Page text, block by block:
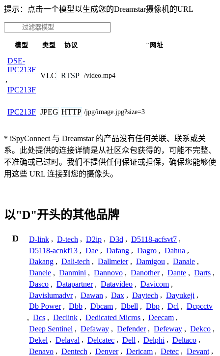
提示：点击一个模型以生成您的Dreamstar摄像机的URL
模型 类型 协议 "网址
DSE-
IPC213F
,
IPC213F
VLC RTSP /video.mp4
IPC213F JPEG HTTP /jpg/image.jpg?size=3
* iSpyConnect 与 Dreamstar 的产品没有任何关联、联系或关
系。此处提供的连接详情是从社区众包获得的，可能不完整、
不准确或已过时。我们不提供任何保证或担保，确保您能够使
用这些 URL 连接到您的摄像头。
以"D"开头的其他品牌
D D-link , D-tech , D2ip , D3d , D5118-acfsvt7 ,
D5118-acnkf13 , Dae , Dafang , Dagro , Dahua ,
Dakang , Dali-tech , Dallmeier , Damigou , Danale ,
Danele , Danmini , Dannovo , Danother , Dante , Darts ,
Dasco , Datapartner , Datavideo , Davicom ,
Davislumadvr , Dawan , Dax , Daytech , Dayukeji ,
Db Power , Dbb , Dbcam , Dbell , Dbp , Dcl , Dcpcctv
, Dcs , Declink , Dedicated Micros , Deecam ,
Deep Sentinel , Defaway , Defender , Defeway , Dekco ,
Dekel , Delaval , Delcatec , Dell , Delphi , Deltaco ,
Denavo , Dentech , Denver , Dericam , Detec , Devant ,